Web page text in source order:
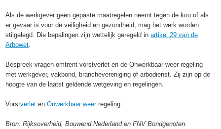
Als de werkgever geen gepaste maatregelen neemt tegen de kou of als
er gevaar is voor de veiligheid en gezondheid, mag het werk worden
stilgelegd. Die bepalingen zijn wettelijk geregeld inartikel 29 van de
Arbowet.
Bespreek vragen omtrent vorstverlet en de Onwerkbaar weer regeling
met werkgever, vakbond, branchevereniging of arbodienst. Zij zijn op de
hoogte van de laatst geldende wetgeving en regelingen.
Vorstverlet enOnwerkbaar weerregeling.
Bron: Rijksoverheid, Bouwend Nederland en FNV Bondgenoten.